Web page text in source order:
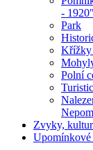
- 1920"
Park
Křížky
Polní
Zvyky,
Upomínkové